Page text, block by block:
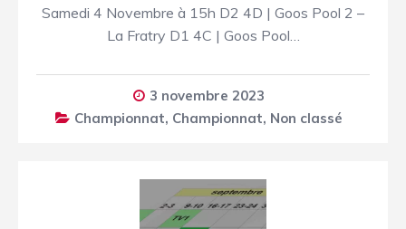
Samedi 4 Novembre à 15h D2 4D | Goos Pool 2 –
La Fratry D1 4C | Goos Pool…
3 novembre 2023
Championnat, Championnat, Non classé